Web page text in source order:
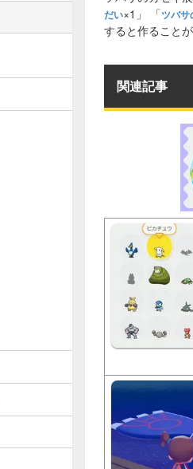
だい×1」 「ツバサ
すると作ることが
関連記事